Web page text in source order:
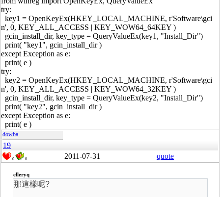
try:
key1 = OpenKeyEx(HKEY_LOCAL_MACHINE, r'Software\gci
n', 0, KEY_ALL_ACCESS | KEY_WOW64_64KEY )
gcin_install_dir, key_type = QueryValueEx(key1, "Install_Dir")
print( "key1", gcin_install_dir )
except Exception as e:
print( e )
try:
key2 = OpenKeyEx(HKEY_LOCAL_MACHINE, r'Software\gci
n', 0, KEY_ALL_ACCESS | KEY_WOW64_32KEY )
gcin_install_dir, key_type = QueryValueEx(key2, "Install_Dir")
print( "key2", gcin_install_dir )
except Exception as e:
print( e )
dowba
19
0 0 2011-07-31 quote
elleryq
那這樣呢?